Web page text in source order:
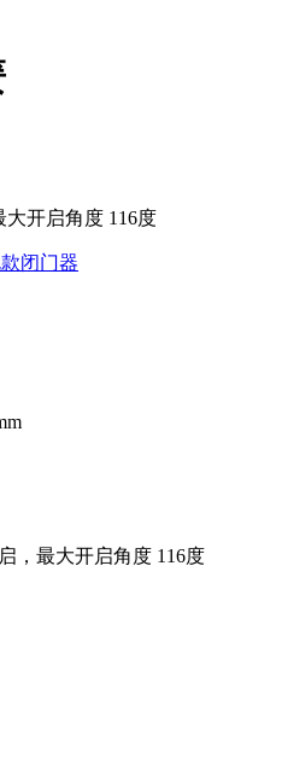
开启角度 116度
款闭门器
，最大开启角度 116度